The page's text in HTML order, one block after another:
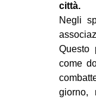
città.
Negli
Questo
come
giorno,